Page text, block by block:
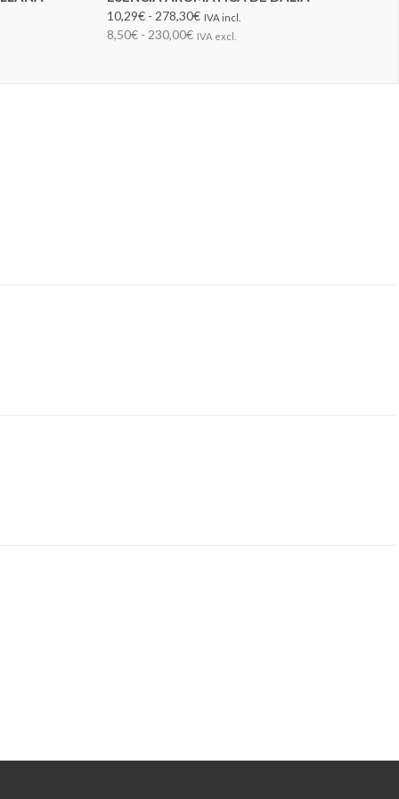
10,29€ - 278,30€ IVA incl.
8,50€ - 230,00€ IVA excl.